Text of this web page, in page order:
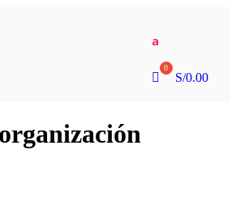
a
S/0.00